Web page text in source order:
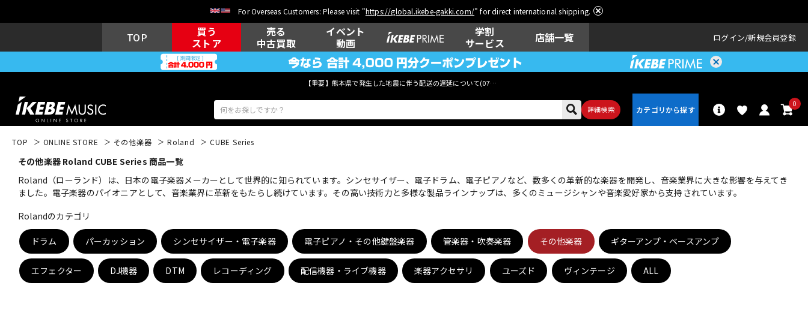
For Overseas Customers: Please visit "https://global.ikebe-gakki.com/" for direct international shipping.
TOP
買う
ストア
売る
中古買取
イベント
動画
学割
サービス
店舗一覧 ログイン 新規会員登録
【重要】熊本県で発生した地震に伴う配送の遅延について(07月29日
詳細検索
0
アコ ン
キーボード 電子ピアノ 管楽器 その他楽器 アンプ エフェクター
DJ機器 DTM DTM オンラ
イン納品
レコーディン
グ機器
配信/ライブ
機器
TOP ONLINE STORE その他楽器 Roland CUBE Series
その他楽器 Roland CUBE Series 商品一覧
Roland（ローランド）は、日本の電子楽器メーカーとして世界的に知られています。シンセサイザー、電子ドラム、電子ピアノなど、数多くの革新的な楽器を開発し、音楽業界に大きな影響を与えてき
ました。電子楽器のパイオニアとして、音楽業界に革新をもたらし続けています。その高い技術力と多様な製品ラインナップは、多くのミュージシャンや音楽愛好家から支持されています。
Rolandのカテゴリ
ドラム パーカッション シンセサイザー・電子楽器 電子ピアノ・その他鍵盤楽器 管楽器・吹奏楽器 その他楽器 ギターアンプ・ベースアンプ
エフェクター DJ機器 DTM レコーディング 配信機器・ライブ機器 楽器アクセサリ ユーズド ヴィンテージ ALL